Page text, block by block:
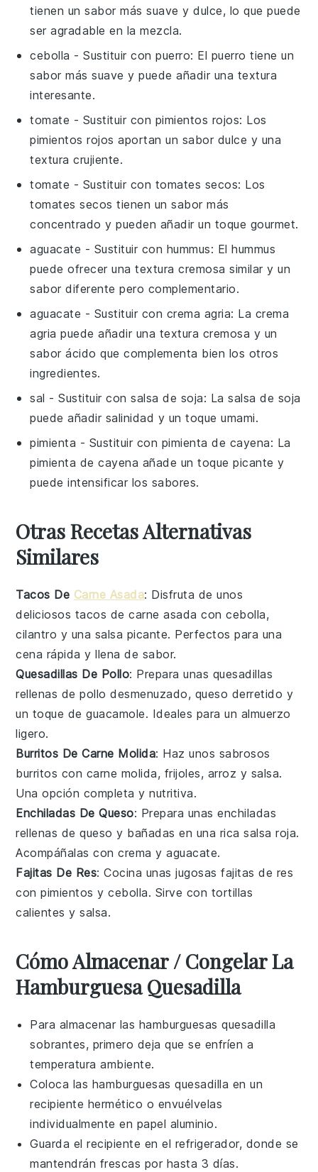
tienen un sabor más suave y dulce, lo que puede
ser agradable en la mezcla.
cebolla - Sustituir conpuerro: El puerro tiene un
sabor más suave y puede añadir una textura
interesante.
tomate - Sustituir con pimientos rojos: Los
pimientos rojos aportan un sabor dulce y una
textura crujiente.
tomate - Sustituir con tomates secos: Los
tomates secos tienen un sabor más
concentrado y pueden añadir un toque gourmet.
aguacate - Sustituir con hummus: El hummus
puede ofrecer una textura cremosa similar y un
sabor diferente pero complementario.
aguacate - Sustituir con crema agria: La crema
agria puede añadir una textura cremosa y un
sabor ácido que complementa bien los otros
ingredientes.
sal - Sustituir consalsa de soja: La salsa de soja
puede añadir salinidad y un toque umami.
pimienta - Sustituir con pimienta de cayena: La
pimienta de cayena añade un toque picante y
puede intensificar los sabores.
Otras Recetas Alternativas
Similares
Tacos De Carne Asada: Disfruta de unos
deliciosos tacos decarne asada con cebolla,
cilantro y una salsa picante. Perfectos para una
cena rápida y llena de sabor.
Quesadillas De Pollo: Prepara unas quesadillas
rellenas depollo desmenuzado, queso derretido y
un toque deguacamole. Ideales para un almuerzo
ligero.
Burritos De Carne Molida: Haz unos sabrosos
burritos con carne molida, frijoles, arroz y salsa.
Una opción completa y nutritiva.
Enchiladas De Queso: Prepara unasenchiladas
rellenas dequeso y bañadas en una ricasalsa roja.
Acompáñalas concrema yaguacate.
Fajitas De Res: Cocina unas jugosasfajitas de res
conpimientos ycebolla. Sirve con tortillas
calientes ysalsa.
Cómo Almacenar / Congelar La
Hamburguesa Quesadilla
Para almacenar las hamburguesas quesadilla
sobrantes, primero deja que se enfríen a
temperatura ambiente.
Coloca las hamburguesas quesadilla en un
recipiente hermético o envuélvelas
individualmente en papel aluminio.
Guarda el recipiente en el refrigerador, donde se
mantendrán frescas por hasta 3 días.